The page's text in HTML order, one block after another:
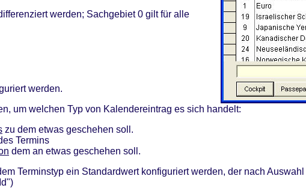
werden; Sachgebiet 0 gilt für alle
werden.
um welchen Typ von Kalendereintrag es sich handelt:
zu dem etwas geschehen soll.
Termins
dem an etwas geschehen soll.
Terminstyp ein Standardwert konfiguriert werden, der nach